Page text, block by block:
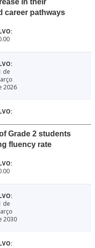
in their
career pathways
de
2026
Grade 2 students
fluency rate
de
2030